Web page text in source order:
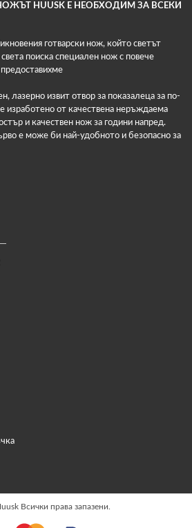
HUUSK Е НЕОБХОДИМ ЗА ВСЕКИ
готварски нож, който светът
поиска специален нож с повече
лазерно извит отвор за показалеца за по-
изработено от качествена неръждаема
и качествен нож за години напред.
е може би най-удобното и безопасно за
Всички права запазени.